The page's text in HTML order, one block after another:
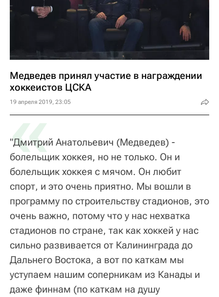
Медведев принял участие в награждении
хоккеистов ЦСКА
19 апреля 2019, 23:05
«
"Дмитрий Анатольевич (Медведев) -
болельщик хоккея, но не только. Он и
болельщик хоккея с мячом. Он любит
спорт, и это очень приятно. Мы вошли в
программу по строительству стадионов, это
очень важно, потому что у нас нехватка
стадионов по стране, так как хоккей у нас
сильно развивается от Калининграда до
Дальнего Востока, а вот по каткам мы
уступаем нашим соперникам из Канады и
даже финнам (по каткам на душу